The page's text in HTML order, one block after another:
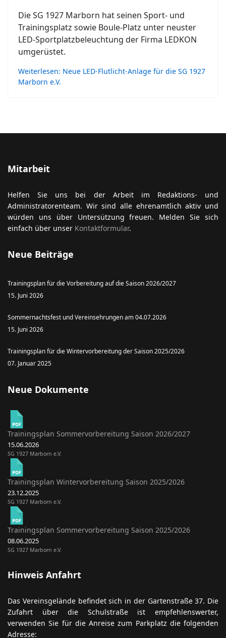
Die SG 1927 Marborn hat seinen Sport- und
Trainingsplatz sowie Boule-Platz unter neuster
LED-Sportplatzbeleuchtung der Firma LEDKON
umgerüstet.
Weiterlesen: Neue LED-Flutlicht-Anlage für die SG 1927
Marborn e.V.
Mitarbeit
Helfen Sie uns bei der Arbeit im Redaktions- und
Administratorenteam. Wir sind alle ehrenamtlich aktiv und
würden uns über Untersützung freuen. Melden Sie sich
einfach über unser Kontaktformular.
Neue Beiträge
Trainingsplan für die Vorbereitung auf die Saison 2026/2027
15. Juni 2026
Sommernachtsfest und Vereinsehrungen am 04.07.2026
15. Juni 2026
Trainingsplan für die Wintervorbereitung der Saison 2025/2026
07. Januar 2025
Neue Dokumente
Trainingsplan Sommervorbereitung Saison 2026/2027
15.06.2026
SG 1927 Marborn e.V.
Trainingsplan Wintervorbereitung Saison 2025/2026
23.12.2025
SG 1927 Marborn e.V.
Trainingsplan Sommervorbereitung Saison 2025/2026
08.06.2025
SG 1927 Marborn e.V.
Hinweis Anfahrt
Das Vereinsgelände befindet sich in der Gartenstraße 37. Die
Zufahrt über die Schulstraße ist empfehlenswerter,
verwenden Sie für die Anreise zum Parkplatz die folgenden
Adresse: